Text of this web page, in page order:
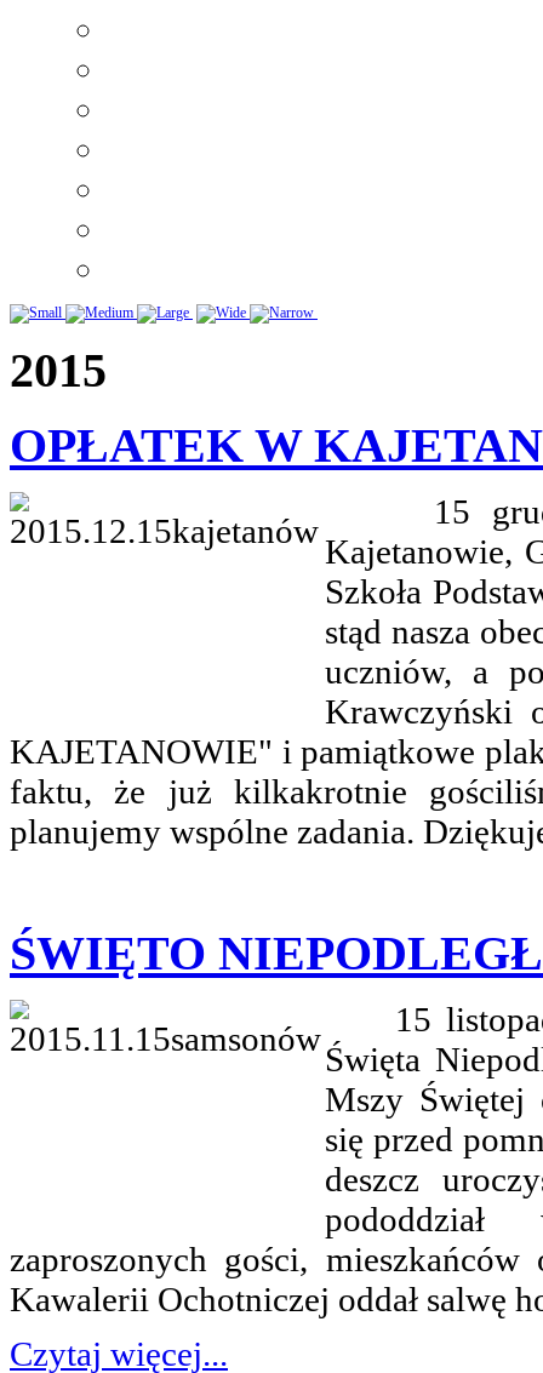
2015
OPŁATEK W
15
Kajetanowie,
Szkoła
stąd nasza
uczniów, a
Krawczyński
KAJETANOWIE" i pamiątkowe
faktu, że już kilkakrotnie
planujemy wspólne zadania.
ŚWIĘTO
15
Święta
Mszy Świętej
się przed
deszcz
zaproszonych gości,
Kawalerii Ochotniczej oddał salwę
Czytaj więcej...